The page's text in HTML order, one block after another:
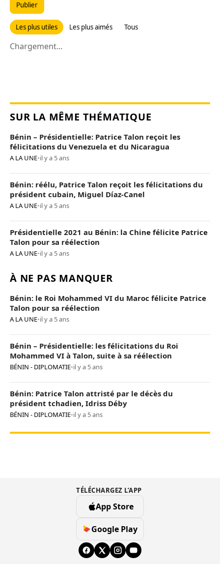
Publier
Les plus utiles Les plus aimés Tous
Chargement...
SUR LA MÊME THÉMATIQUE
Bénin – Présidentielle: Patrice Talon reçoit les
félicitations du Venezuela et du Nicaragua
A LA UNE•il y a 5 ans
Bénin: réélu, Patrice Talon reçoit les félicitations du
président cubain, Miguel Díaz-Canel
A LA UNE•il y a 5 ans
Présidentielle 2021 au Bénin: la Chine félicite Patrice
Talon pour sa réélection
A LA UNE•il y a 5 ans
À NE PAS MANQUER
Bénin: le Roi Mohammed VI du Maroc félicite Patrice
Talon pour sa réélection
A LA UNE•il y a 5 ans
Bénin – Présidentielle: les félicitations du Roi
Mohammed VI à Talon, suite à sa réélection
BÉNIN - DIPLOMATIE•il y a 5 ans
Bénin: Patrice Talon attristé par le décès du
président tchadien, Idriss Déby
BÉNIN - DIPLOMATIE•il y a 5 ans
TÉLÉCHARGEZ L’APP
App Store
Google Play